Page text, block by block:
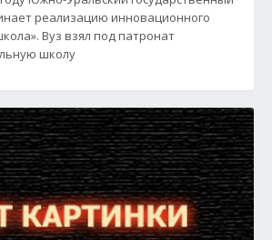
реализацию инновационного
Вуз взял под патронат
школу